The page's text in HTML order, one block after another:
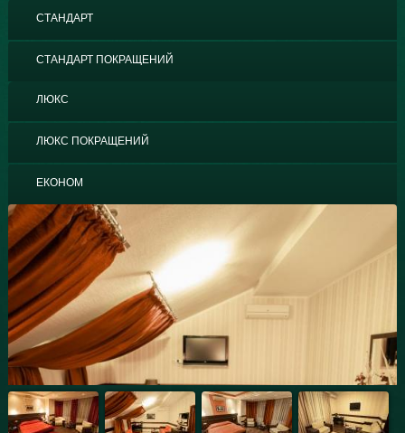
СТАНДАРТ
СТАНДАРТ ПОКРАЩЕНИЙ
ЛЮКС
ЛЮКС ПОКРАЩЕНИЙ
ЕКОНОМ